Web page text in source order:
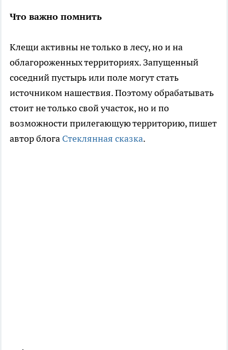
Что важно помнить
Клещи активны не только в лесу, но и на
облагороженных территориях. Запущенный
соседний пустырь или поле могут стать
источником нашествия. Поэтому обрабатывать
стоит не только свой участок, но и по
возможности прилегающую территорию, пишет
автор блога Стеклянная сказка.